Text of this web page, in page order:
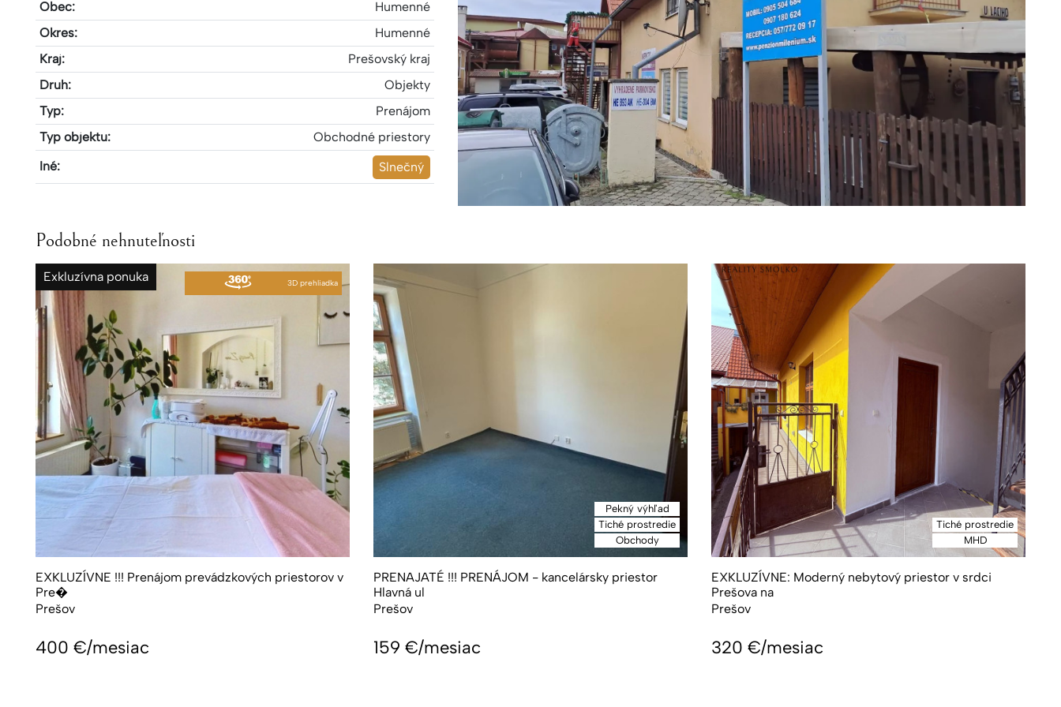
Obec:
Humenné
Okres:
Humenné
Kraj:
Prešovský kraj
Druh:
Objekty
Typ:
Prenájom
Typ objektu:
Obchodné priestory
Iné:
Slnečný
Podobné nehnuteľnosti
Exkluzívna ponuka 3D prehliadka
EXKLUZÍVNE !!! Prenájom prevádzkových priestorov v
Pre�
Prešov
400 €/mesiac
Pekný výhľad
Tiché prostredie
Obchody
PRENAJATÉ !!! PRENÁJOM - kancelársky priestor
Hlavná ul
Prešov
159 €/mesiac
Tiché prostredie
MHD
EXKLUZÍVNE: Moderný nebytový priestor v srdci
Prešova na
Prešov
320 €/mesiac